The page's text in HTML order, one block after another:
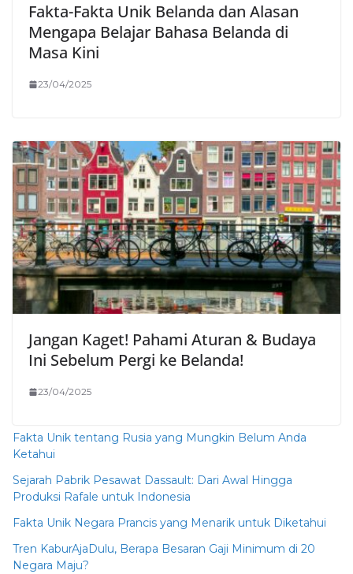
Fakta-Fakta Unik Belanda dan Alasan
Mengapa Belajar Bahasa Belanda di
Masa Kini
23/04/2025
Jangan Kaget! Pahami Aturan & Budaya
Ini Sebelum Pergi ke Belanda!
23/04/2025
Fakta Unik tentang Rusia yang Mungkin Belum Anda
Ketahui
Sejarah Pabrik Pesawat Dassault: Dari Awal Hingga
Produksi Rafale untuk Indonesia
Fakta Unik Negara Prancis yang Menarik untuk Diketahui
Tren KaburAjaDulu, Berapa Besaran Gaji Minimum di 20
Negara Maju?